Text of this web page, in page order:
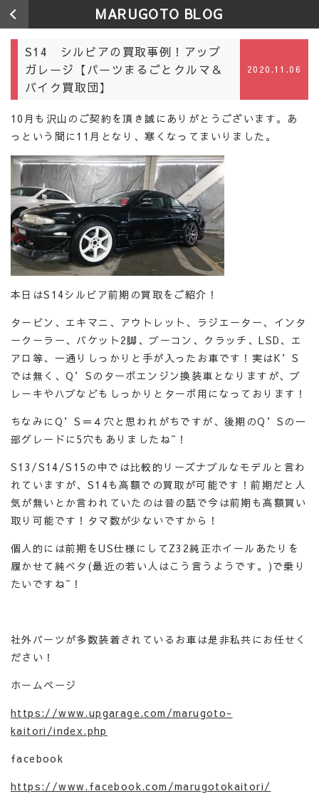
MARUGOTO BLOG
S14 シルビアの買取事例！アップ
ガレージ【パーツまるごとクルマ＆
バイク買取団】
2020.11.06
10月も沢山のご契約を頂き誠にありがとうございます。あ
っという間に11月となり、寒くなってまいりました。
本日はS14シルビア前期の買取をご紹介！
タービン、エキマニ、アウトレット、ラジエーター、インタ
ークーラー、バケット2脚、ブーコン、クラッチ、LSD、エ
アロ等、一通りしっかりと手が入ったお車です！実はK’S
では無く、Q’Sのターボエンジン換装車となりますが、ブ
レーキやハブなどもしっかりとターボ用になっております！
ちなみにQ’S＝４穴と思われがちですが、後期のQ’Sの一
部グレードに5穴もありましたね~！
S13/S14/S15の中では比較的リーズナブルなモデルと言わ
れていますが、S14も高額での買取が可能です！前期だと人
気が無いとか言われていたのは昔の話で今は前期も高額買い
取り可能です！タマ数が少ないですから！
個人的には前期をUS仕様にしてZ32純正ホイールあたりを
履かせて純ベタ(最近の若い人はこう言うようです。)で乗り
たいですね~！
社外パーツが多数装着されているお車は是非私共にお任せく
ださい！
ホームページ
https://www.upgarage.com/marugoto-
kaitori/index.php
facebook
https://www.facebook.com/marugotokaitori/